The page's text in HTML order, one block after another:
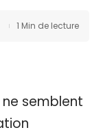
1 Min de lecture
ne semblent